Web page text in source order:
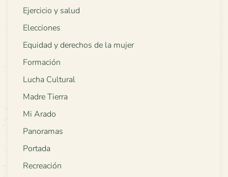
Ejercicio y salud
Elecciones
Equidad y derechos de la mujer
Formación
Lucha Cultural
Madre Tierra
Mi Arado
Panoramas
Portada
Recreación